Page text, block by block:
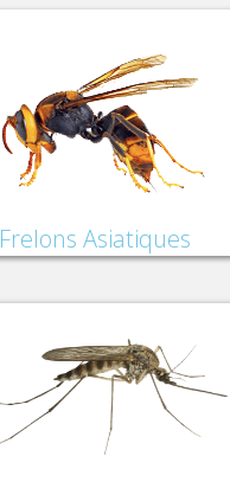
Frelons Asiatiques